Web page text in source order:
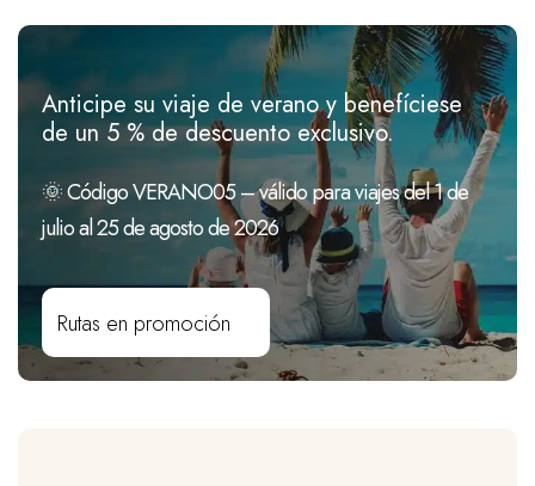
Anticipe su viaje de verano y benefíciese
de un 5 % de descuento exclusivo.
🌞 Código VERANO05 – válido para viajes del 1 de
julio al 25 de agosto de 2026
Rutas en promoción